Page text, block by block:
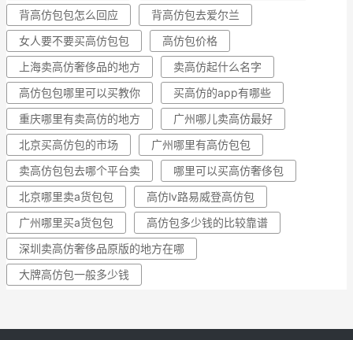
背高仿包包怎么回应
背高仿包去爱尔兰
女人要不要买高仿包包
高仿包价格
上海卖高仿奢侈品的地方
卖高仿起什么名字
高仿包包哪里可以买教你
买高仿的app有哪些
重庆哪里有卖高仿的地方
广州哪儿卖高仿最好
北京买高仿包的市场
广州哪里有高仿包包
卖高仿包包去哪个平台卖
哪里可以买高仿奢侈包
北京哪里卖a货包包
高仿lv路易威登高仿包
广州哪里买a货包包
高仿包多少钱的比较靠谱
深圳卖高仿奢侈品原版的地方在哪
大牌高仿包一般多少钱